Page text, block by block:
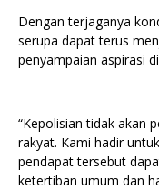
Dengan terjaganya
serupa dapat terus
penyampaian aspirasi
“Kepolisian tidak akan
rakyat. Kami hadir
pendapat tersebut
ketertiban umum dan